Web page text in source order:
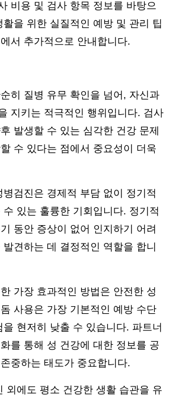
비용 및 검사 항목 정보를 바탕으
활을 위한 실질적인 예방 및 관리 팁
서 추가적으로 안내합니다.
히 질병 유무 확인을 넘어, 자신과
지키는 적극적인 행위입니다. 검사
발생할 수 있는 심각한 건강 문제
수 있다는 점에서 중요성이 더욱
병검진은 경제적 부담 없이 정기적
수 있는 훌륭한 기회입니다. 정기적
동안 증상이 없어 인지하기 어려
견하는 데 결정적인 역할을 합니
가장 효과적인 방법은 안전한 성
사용은 가장 기본적인 예방 수단
을 현저히 낮출 수 있습니다. 파트너
를 통해 성 건강에 대한 정보를 공
중하는 태도가 중요합니다.
외에도 평소 건강한 생활 습관을 유